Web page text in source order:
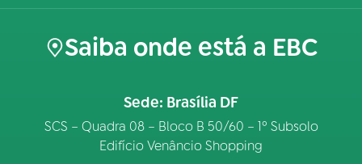
Saiba onde está a EBC
Sede: Brasília DF
SCS – Quadra 08 – Bloco B 50/60 – 1º Subsolo
Edifício Venâncio Shopping